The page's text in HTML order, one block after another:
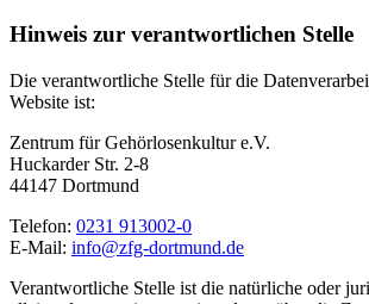
Hinweis zur verantwortlichen Stelle
Die verantwortliche Stelle für die
Website ist:
Zentrum für Gehörlosenkultur e.V.
Huckarder Str. 2-8
44147 Dortmund
Telefon: 0231 913002-0
E-Mail: info@zfg-dortmund.de
Verantwortliche Stelle ist die natürliche oder